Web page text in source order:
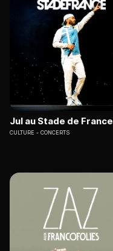
Jul au Stade de France
CULTURE CONCERTS